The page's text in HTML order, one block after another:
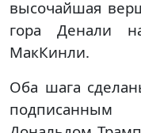
высочайшая
гора Денали
МакКинли.
Оба шага